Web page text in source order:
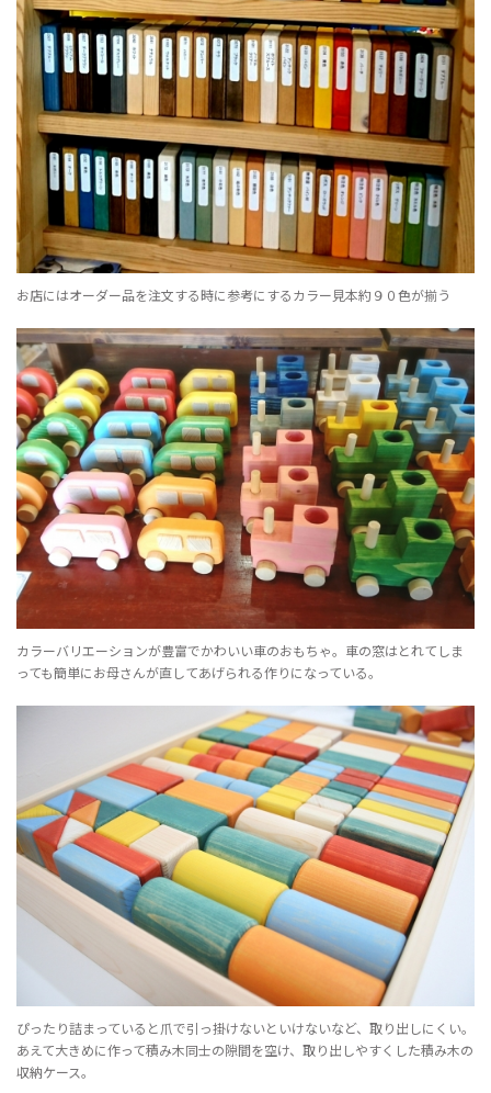
お店にはオーダー品を注文する時に参考にするカラー見本約９０色が揃う
カラーバリエーションが豊富でかわいい車のおもちゃ。車の窓はとれてしま
っても簡単にお母さんが直してあげられる作りになっている。
ぴったり詰まっていると爪で引っ掛けないといけないなど、取り出しにくい。
あえて大きめに作って積み木同士の隙間を空け、取り出しやすくした積み木の
収納ケース。